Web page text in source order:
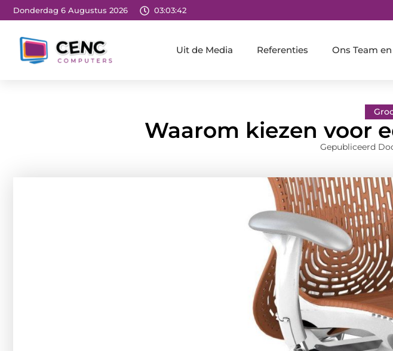
Donderdag 6 Augustus 2026 03:03:44
Uit de Media Referenties Ons Team
Waarom kiezen voor
Gepubliceerd